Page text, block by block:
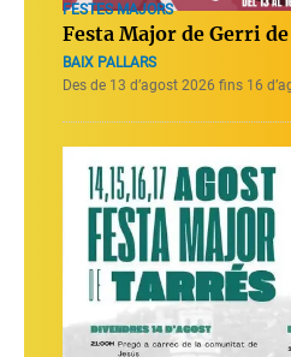
FESTES MAJORS
Festa Major de Gerri de
BAIX PALLARS
Des de 13 d’agost 2026 fins 16